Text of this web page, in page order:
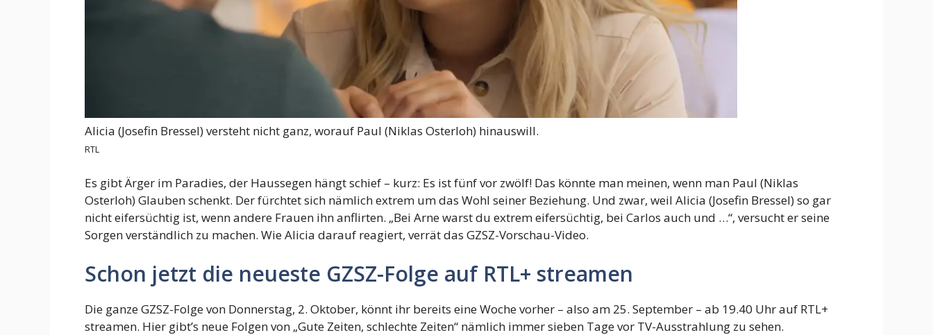
Alicia (Josefin Bressel) versteht nicht ganz, worauf Paul (Niklas Osterloh) hinauswill.
RTL
Es gibt Ärger im Paradies, der Haussegen hängt schief – kurz: Es ist fünf vor zwölf! Das könnte man meinen, wenn man Paul (Niklas
Osterloh) Glauben schenkt. Der fürchtet sich nämlich extrem um das Wohl seiner Beziehung. Und zwar, weil Alicia (Josefin Bressel) so gar
nicht eifersüchtig ist, wenn andere Frauen ihn anflirten. „Bei Arne warst du extrem eifersüchtig, bei Carlos auch und …“, versucht er seine
Sorgen verständlich zu machen. Wie Alicia darauf reagiert, verrät das GZSZ-Vorschau-Video.
Schon jetzt die neueste GZSZ-Folge auf RTL+ streamen
Die ganze GZSZ-Folge von Donnerstag, 2. Oktober, könnt ihr bereits eine Woche vorher – also am 25. September – ab 19.40 Uhr auf RTL+
streamen. Hier gibt’s neue Folgen von „Gute Zeiten, schlechte Zeiten“ nämlich immer sieben Tage vor TV-Ausstrahlung zu sehen.